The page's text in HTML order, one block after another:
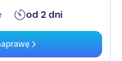
od 2 dni